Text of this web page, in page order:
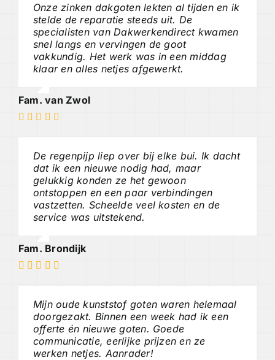
Onze zinken dakgoten lekten al tijden en ik
stelde de reparatie steeds uit. De
specialisten van Dakwerkendirect kwamen
snel langs en vervingen de goot
vakkundig. Het werk was in een middag
klaar en alles netjes afgewerkt.
Fam. van Zwol
De regenpijp liep over bij elke bui. Ik dacht
dat ik een nieuwe nodig had, maar
gelukkig konden ze het gewoon
ontstoppen en een paar verbindingen
vastzetten. Scheelde veel kosten en de
service was uitstekend.
Fam. Brondijk
Mijn oude kunststof goten waren helemaal
doorgezakt. Binnen een week had ik een
offerte én nieuwe goten. Goede
communicatie, eerlijke prijzen en ze
werken netjes. Aanrader!